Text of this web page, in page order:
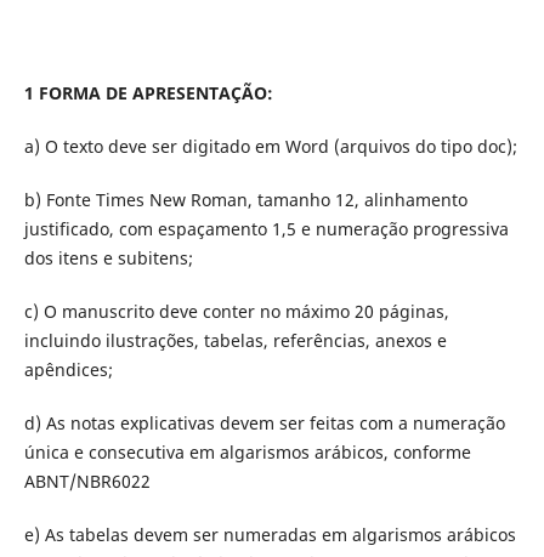
1 FORMA DE APRESENTAÇÃO:
a) O texto deve ser digitado em Word (arquivos do tipo doc);
b) Fonte Times New Roman, tamanho 12, alinhamento
justificado, com espaçamento 1,5 e numeração progressiva
dos itens e subitens;
c) O manuscrito deve conter no máximo 20 páginas,
incluindo ilustrações, tabelas, referências, anexos e
apêndices;
d) As notas explicativas devem ser feitas com a numeração
única e consecutiva em algarismos arábicos, conforme
ABNT/NBR6022
e) As tabelas devem ser numeradas em algarismos arábicos